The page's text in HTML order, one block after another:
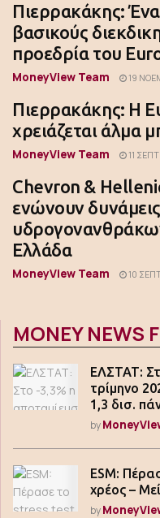
Πιερρακάκης:
βασικούς
προεδρία του
MoneyView Team 19
Πιερρακάκης: Η
χρειάζεται άλμα
MoneyView Team 11
Chevron &
ενώνουν
Ελλάδα
MoneyView Team 10
MONEY NEWS
ΕΛΣΤΑΤ:
τρίμηνο
1,3 δισ.
by
ESM:
χρέος –
by